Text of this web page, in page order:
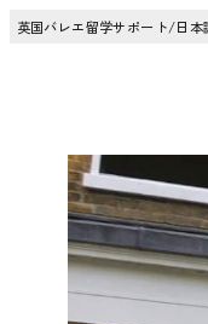
英国バレエ留学サポート/日本